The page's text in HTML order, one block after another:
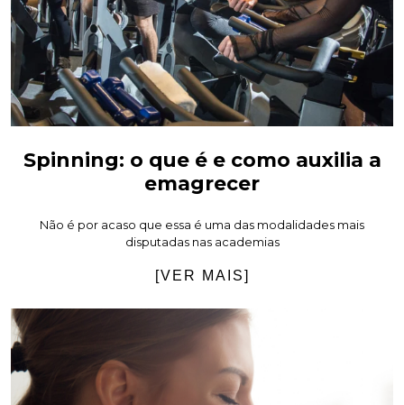
Spinning: o que é e como auxilia a
emagrecer
Não é por acaso que essa é uma das modalidades mais
disputadas nas academias
[VER MAIS]